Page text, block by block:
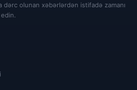
dərc olunan xəbərlərdən istifadə zamanı